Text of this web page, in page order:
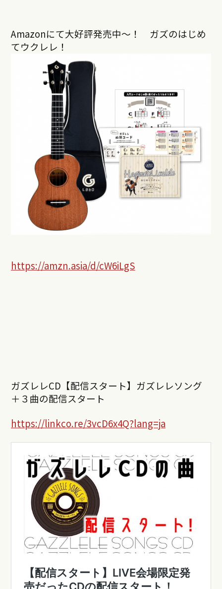
Amazonにて大好評発売中〜！ ガズのはじめ
てウクレレ！
https://amzn.asia/d/cW6iLgS
ガズレレCD【配信スタート】ガズレレソング
＋３曲の配信スタート
https://linkco.re/3vcD6x4Q?lang=ja